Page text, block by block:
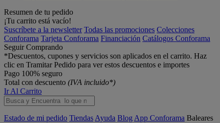
Resumen de tu pedido
¡Tu carrito está vacío!
Suscríbete a la newsletter Todas las promociones Colecciones
Conforama Tarjeta Conforama Financiación Catálogos Conforama
Seguir Comprando
*Descuentos, cupones y servicios son aplicados en el carrito. Haz
clic en Tramitar Pedido para ver estos descuentos e importes
Pago 100% seguro
Total con descuento (IVA incluido*)
Ir Al Carrito
Estado de mi pedido Tiendas Ayuda Blog App Conforama Baleares